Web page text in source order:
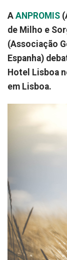
A ANPROMIS
de Milho e
(Associação
Espanha)
Hotel Lisboa
em Lisboa.